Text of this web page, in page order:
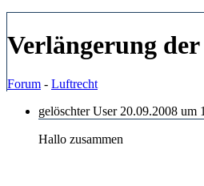
Verlängerung
Forum - Luftrecht
gelöschter User 20.09.2008 um
Hallo zusammen